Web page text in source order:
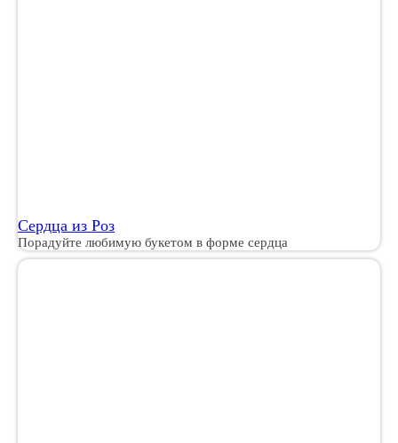
Сердца из Роз
Порадуйте любимую букетом в форме сердца